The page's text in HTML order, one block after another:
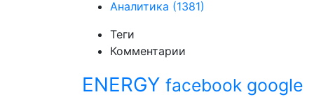
Аналитика (1381)
Теги
Комментарии
ENERGY facebook google